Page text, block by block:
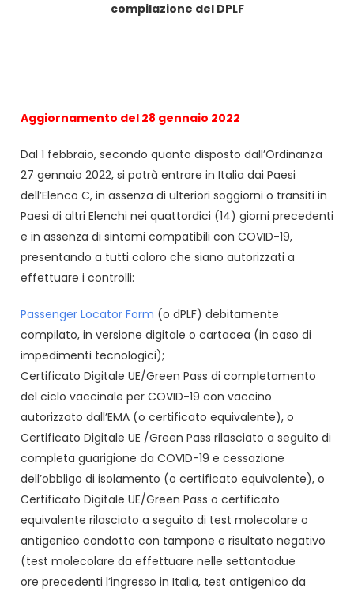
compilazione del DPLF
Aggiornamento del 28 gennaio 2022
Dal 1 febbraio, secondo quanto disposto dall’Ordinanza
27 gennaio 2022, si potrà entrare in Italia dai Paesi
dell’Elenco C, in assenza di ulteriori soggiorni o transiti in
Paesi di altri Elenchi nei quattordici (14) giorni precedenti
e in assenza di sintomi compatibili con COVID-19,
presentando a tutti coloro che siano autorizzati a
effettuare i controlli:
Passenger Locator Form (o dPLF) debitamente
compilato, in versione digitale o cartacea (in caso di
impedimenti tecnologici);
Certificato Digitale UE/Green Pass di completamento
del ciclo vaccinale per COVID-19 con vaccino
autorizzato dall’EMA (o certificato equivalente), o
Certificato Digitale UE /Green Pass rilasciato a seguito di
completa guarigione da COVID-19 e cessazione
dell’obbligo di isolamento (o certificato equivalente), o
Certificato Digitale UE/Green Pass o certificato
equivalente rilasciato a seguito di test molecolare o
antigenico condotto con tampone e risultato negativo
(test molecolare da effettuare nelle settantadue
ore precedenti l’ingresso in Italia, test antigenico da